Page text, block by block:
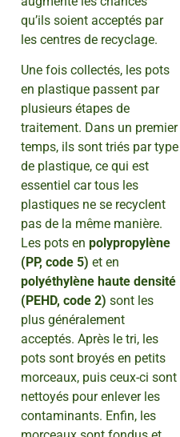
qu’ils soient acceptés par
les centres de recyclage.
Une fois collectés, les pots
en plastique passent par
plusieurs étapes de
traitement. Dans un premier
temps, ils sont triés par type
de plastique, ce qui est
essentiel car tous les
plastiques ne se recyclent
pas de la même manière.
Les pots en polypropylène
(PP, code 5) et en
polyéthylène haute densité
(PEHD, code 2) sont les
plus généralement
acceptés. Après le tri, les
pots sont broyés en petits
morceaux, puis ceux-ci sont
nettoyés pour enlever les
contaminants. Enfin, les